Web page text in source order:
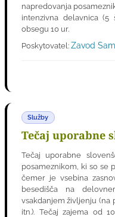
napredovanja
intenzivna delavnica
obsegu 10 ur.
Poskytovatel: Zavod
Služby
Tečaj uporabne
Tečaj uporabne
posameznikom, ki so se
čemer je vsebina
besedišča na
vsakdanjem življenju (na
itn.). Tečaj zajema od